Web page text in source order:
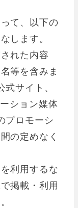
て、以下の
します。
れた内容
等を含みま
サイト、
ション媒体
プロモーシ
の定めなく
利用するな
掲載・利用